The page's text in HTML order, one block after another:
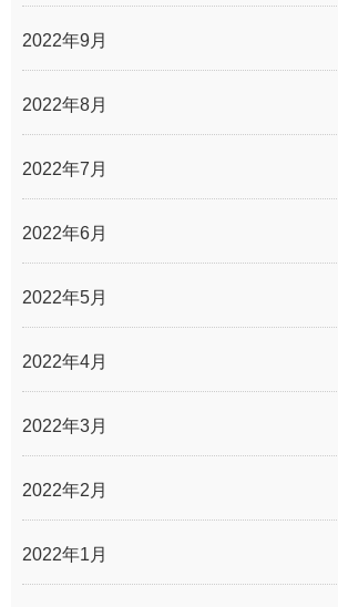
2022年9月
2022年8月
2022年7月
2022年6月
2022年5月
2022年4月
2022年3月
2022年2月
2022年1月